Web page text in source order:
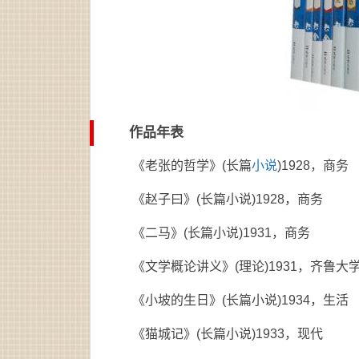
作品年表
《老张的哲学》(长篇小说)1928，商务
《赵子曰》(长篇小说)1928，商务
《二马》(长篇小说)1931，商务
《文学概论讲义》(理论)1931，齐鲁大
《小坡的生日》(长篇小说)1934，生活
《猫城记》(长篇小说)1933，现代